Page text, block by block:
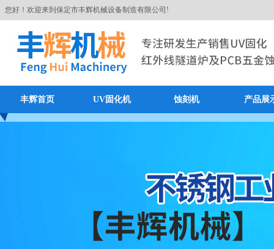
您好！欢迎来到保定市丰辉机械设备制造有限公司!
丰辉首页 UV固化机 蚀刻机 产品展